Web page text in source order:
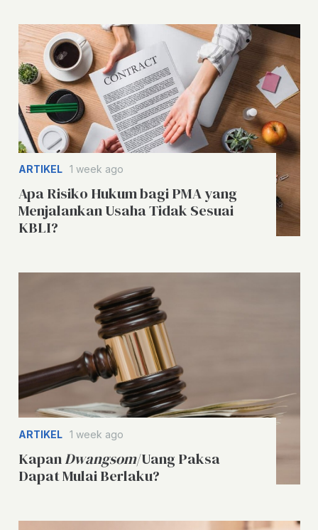
ARTIKEL 1 week ago
Apa Risiko Hukum bagi PMA yang
Menjalankan Usaha Tidak Sesuai
KBLI?
ARTIKEL 1 week ago
KapanDwangsom/Uang Paksa
Dapat Mulai Berlaku?